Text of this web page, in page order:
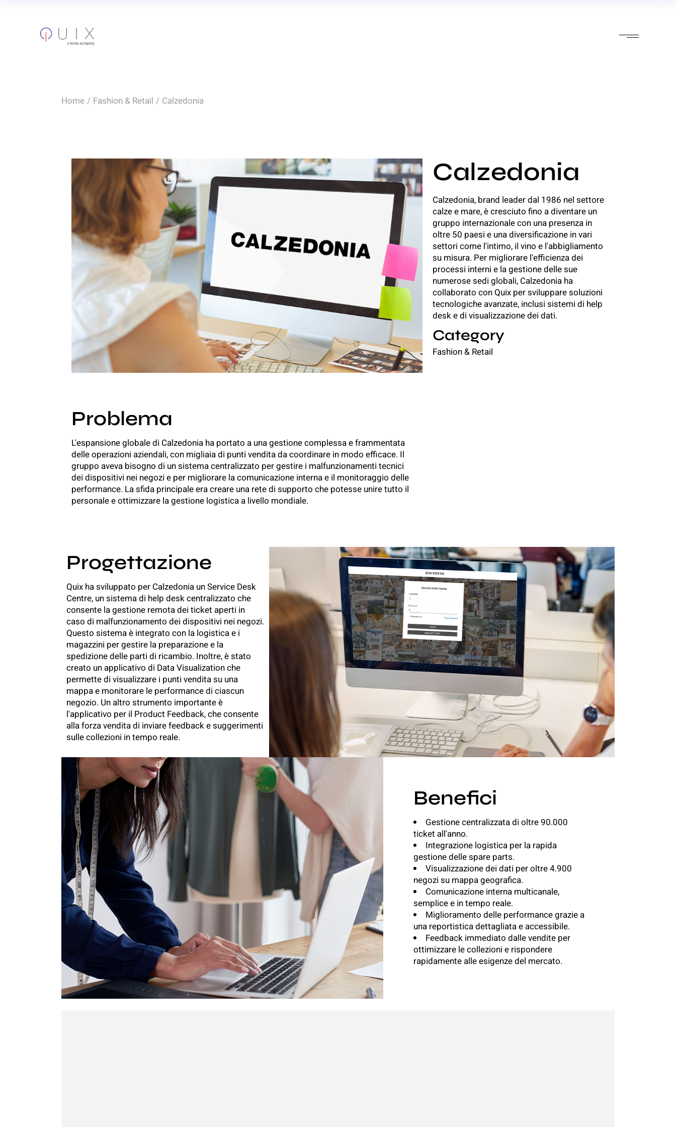
Home Fashion & Retail Calzedonia
Calzedonia
Calzedonia, brand leader dal 1986 nel settore
calze e mare, è cresciuto fino a diventare un
gruppo internazionale con una presenza in
oltre 50 paesi e una diversificazione in vari
settori come l'intimo, il vino e l'abbigliamento
su misura. Per migliorare l'efficienza dei
processi interni e la gestione delle sue
numerose sedi globali, Calzedonia ha
collaborato con Quix per sviluppare soluzioni
tecnologiche avanzate, inclusi sistemi di help
desk e di visualizzazione dei dati.
Category
Fashion & Retail
Problema
L'espansione globale di Calzedonia ha portato a una gestione complessa e frammentata
delle operazioni aziendali, con migliaia di punti vendita da coordinare in modo efficace. Il
gruppo aveva bisogno di un sistema centralizzato per gestire i malfunzionamenti tecnici
dei dispositivi nei negozi e per migliorare la comunicazione interna e il monitoraggio delle
performance. La sfida principale era creare una rete di supporto che potesse unire tutto il
personale e ottimizzare la gestione logistica a livello mondiale.
Progettazione
Quix ha sviluppato per Calzedonia un Service Desk
Centre, un sistema di help desk centralizzato che
consente la gestione remota dei ticket aperti in
caso di malfunzionamento dei dispositivi nei negozi.
Questo sistema è integrato con la logistica e i
magazzini per gestire la preparazione e la
spedizione delle parti di ricambio. Inoltre, è stato
creato un applicativo di Data Visualization che
permette di visualizzare i punti vendita su una
mappa e monitorare le performance di ciascun
negozio. Un altro strumento importante è
l'applicativo per il Product Feedback, che consente
alla forza vendita di inviare feedback e suggerimenti
sulle collezioni in tempo reale.
Benefici
Gestione centralizzata di oltre 90.000
ticket all'anno.
Integrazione logistica per la rapida
gestione delle spare parts.
Visualizzazione dei dati per oltre 4.900
negozi su mappa geografica.
Comunicazione interna multicanale,
semplice e in tempo reale.
Miglioramento delle performance grazie a
una reportistica dettagliata e accessibile.
Feedback immediato dalle vendite per
ottimizzare le collezioni e rispondere
rapidamente alle esigenze del mercato.